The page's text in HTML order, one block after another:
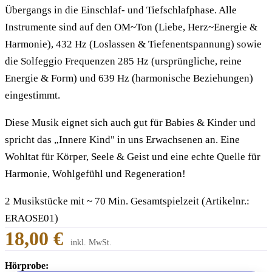
Übergangs in die Einschlaf- und Tiefschlafphase. Alle
Instrumente sind auf den OM~Ton (Liebe, Herz~Energie &
Harmonie), 432 Hz (Loslassen & Tiefenentspannung) sowie
die Solfeggio Frequenzen 285 Hz (ursprüngliche, reine
Energie & Form) und 639 Hz (harmonische Beziehungen)
eingestimmt.
Diese Musik eignet sich auch gut für Babies & Kinder und
spricht das „Innere Kind" in uns Erwachsenen an. Eine
Wohltat für Körper, Seele & Geist und eine echte Quelle für
Harmonie, Wohlgefühl und Regeneration!
2 Musikstücke mit ~ 70 Min. Gesamtspielzeit (Artikelnr.:
ERAOSE01)
18,00 € inkl. MwSt.
Hörprobe: